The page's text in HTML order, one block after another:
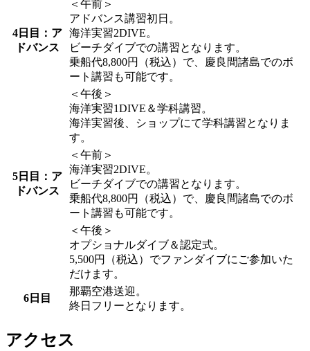
4日目：ア
ドバンス
＜午前＞
アドバンス講習初日。
海洋実習2DIVE。
ビーチダイブでの講習となります。
乗船代8,800円（税込）で、慶良間諸島でのボ
ート講習も可能です。
＜午後＞
海洋実習1DIVE＆学科講習。
海洋実習後、ショップにて学科講習となりま
す。
5日目：ア
ドバンス
＜午前＞
海洋実習2DIVE。
ビーチダイブでの講習となります。
乗船代8,800円（税込）で、慶良間諸島でのボ
ート講習も可能です。
＜午後＞
オプショナルダイブ＆認定式。
5,500円（税込）でファンダイブにご参加いた
だけます。
6日目
那覇空港送迎。
終日フリーとなります。
アクセス